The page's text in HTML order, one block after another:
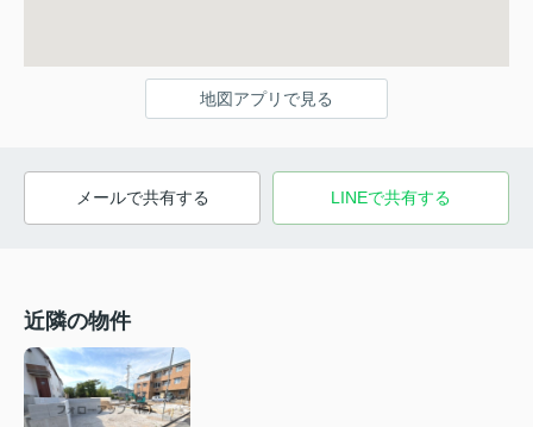
地図アプリで見る
メールで共有する LINEで共有する
近隣の物件